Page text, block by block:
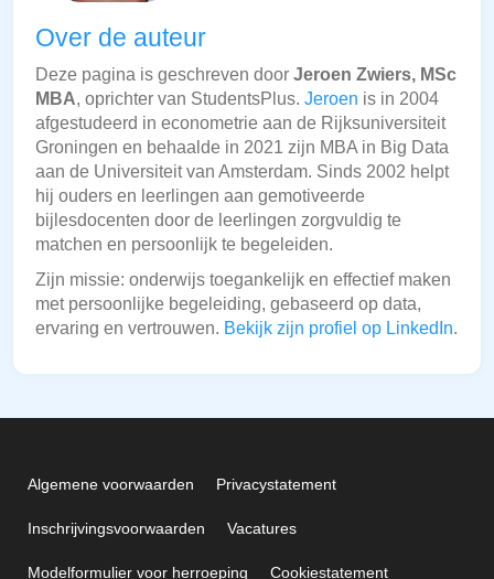
Over de auteur
Deze pagina is geschreven door Jeroen Zwiers, MSc
MBA, oprichter van StudentsPlus. Jeroen is in 2004
afgestudeerd in econometrie aan de Rijksuniversiteit
Groningen en behaalde in 2021 zijn MBA in Big Data
aan de Universiteit van Amsterdam. Sinds 2002 helpt
hij ouders en leerlingen aan gemotiveerde
bijlesdocenten door de leerlingen zorgvuldig te
matchen en persoonlijk te begeleiden.
Zijn missie: onderwijs toegankelijk en effectief maken
met persoonlijke begeleiding, gebaseerd op data,
ervaring en vertrouwen. Bekijk zijn profiel op LinkedIn.
Algemene voorwaarden Privacystatement
Inschrijvingsvoorwaarden Vacatures
Modelformulier voor herroeping Cookiestatement